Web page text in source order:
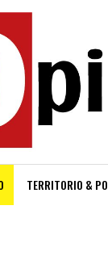
TERRITORIO &